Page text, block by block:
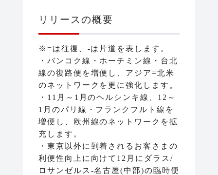
リリースの概要
※=は往復、-は片道を表します。
・バンコク線・ホーチミン線・台北
線の復路便を増便し、アジア=北米
のネットワークを更に強化します。
・11月～1月のヘルシンキ線、12～
1月のパリ線・フランクフルト線を
増便し、欧州線のネットワークを拡
充します。
・東京以外に到着されるお客さまの
利便性向上に向けて12月にダラス/
ロサンゼルス-名古屋(中部)の臨時便